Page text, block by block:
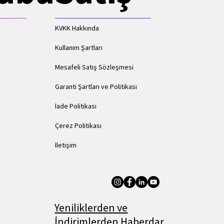
KVKK Hakkında
Kullanım Şartları
Mesafeli Satış Sözleşmesi
Garanti Şartları ve Politikası
İade Politikası
Çerez Politikası
İletişim
Yeniliklerden ve